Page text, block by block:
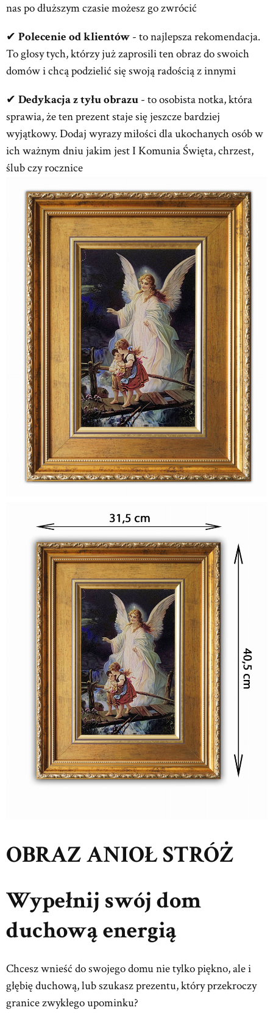
nas po dłuższym czasie możesz go zwrócić
✔ Polecenie od klientów- to najlepsza rekomendacja.
To głosy tych, którzy już zaprosili ten obraz do swoich
domów i chcą podzielić się swoją radością z innymi
✔ Dedykacja z tyłu obrazu - to osobista notka, która
sprawia, że ten prezent staje się jeszcze bardziej
wyjątkowy. Dodaj wyrazy miłości dla ukochanych osób w
ich ważnym dniu jakim jest I Komunia Święta, chrzest,
ślub czy rocznice
OBRAZ ANIOŁ STRÓŻ
Wypełnij swój dom
duchową energią
Chcesz wnieść do swojego domu nie tylko piękno, ale i
głębię duchową, lub szukasz prezentu, który przekroczy
granice zwykłego upominku?